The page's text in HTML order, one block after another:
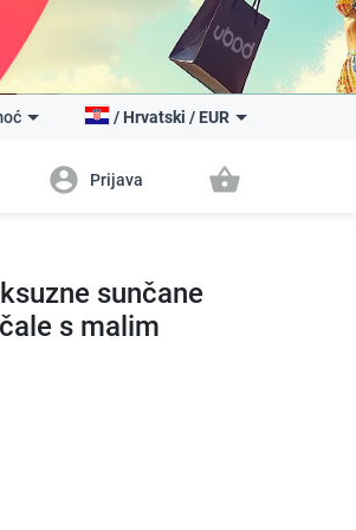
/ Hrvatski / EUR
account_circle Prijava shopping_basket
sunčane
s malim